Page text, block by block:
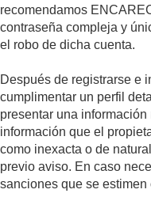
recomendamos
contraseña compleja y
el robo de dicha cuenta.
Después de registrarse e
cumplimentar un perfil
presentar una
información que el
como inexacta o de
previo aviso. En caso
sanciones que se estimen